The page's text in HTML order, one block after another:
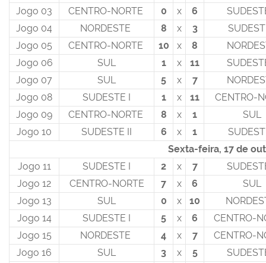
Jogo 03
CENTRO-NORTE 0 x 6
Jogo 04
NORDESTE 8 x 3
Jogo 05
CENTRO-NORTE 10 x 8
Jogo 06
SUL 1 x 11
Jogo 07
SUL 5 x 7
Jogo 08
SUDESTE I 1 x 11
CENTRO-
Jogo 09
CENTRO-NORTE 8 x 1
SUL
Jogo 10
SUDESTE II 6 x 1
Sexta-feira, 17 de
Jogo 11
SUDESTE I 2 x 7
Jogo 12
CENTRO-NORTE 7 x 6
SUL
Jogo 13
SUL 0 x 10
Jogo 14
SUDESTE I 5 x 6
CENTRO-
Jogo 15
NORDESTE 4 x 7
CENTRO-
Jogo 16
SUL 3 x 5